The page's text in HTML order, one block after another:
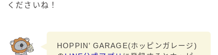
くださいね！
HOPPIN’ GARAGE(ホッピンガレージ)